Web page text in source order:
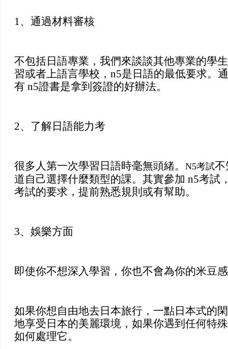
1、通過材料審核
不包括日語專業，我們來談談其他專業的學
習或者上語言學校，n5是日語的最低要求。
有 n5證書是拿到簽證的好辦法。
2、了解日語能力考
很多人第一次學習日語時毫無頭緒。 N5考試不
道自己選擇什麼類型的課。其實參加 n5考試
考試的要求，提前熟悉規則或有幫助。
3、娛樂方面
即使你不想深入學習，你也不會為你的米豆
如果你想自由地去日本旅行，一點日本式的
地享受日本的美麗環境，如果你遇到任何特
如何處理它。